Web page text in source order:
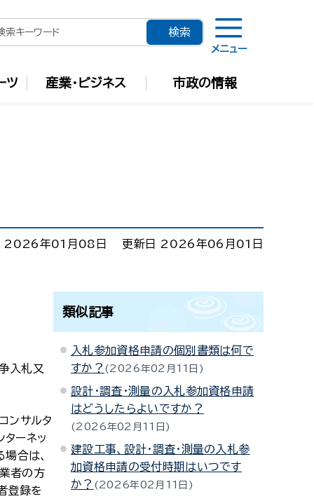
メニュー
ツ 産業・ビジネス 市政の情報
2026年01月08日 更新日 2026年06月01日
入札又
ンサルタ
ーネッ
合は、
者の方
登録を
類似記事
入札参加資格申請の個別書類は何で
すか？
2026年02月11日
設計・調査・測量の入札参加資格申請
はどうしたらよいですか？
2026年02月11日
建設工事、設計・調査・測量の入札参
加資格申請の受付時期はいつです
か？
2026年02月11日